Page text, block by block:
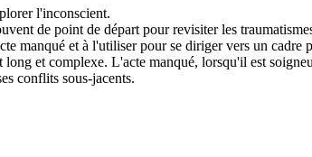
l'inconscient.
de point de départ pour revisiter les
manqué et à l'utiliser pour se diriger vers un cadre
et complexe. L'acte manqué, lorsqu'il est
conflits sous-jacents.